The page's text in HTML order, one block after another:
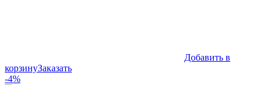
Добавить в
корзинуЗаказать
-4%